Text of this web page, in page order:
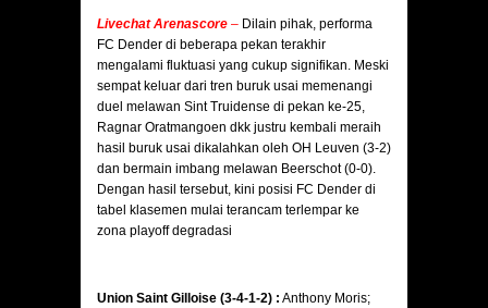
Livechat Arenascore – Dilain pihak, performa
FC Dender di beberapa pekan terakhir
mengalami fluktuasi yang cukup signifikan. Meski
sempat keluar dari tren buruk usai memenangi
duel melawan Sint Truidense di pekan ke-25,
Ragnar Oratmangoen dkk justru kembali meraih
hasil buruk usai dikalahkan oleh OH Leuven (3-2)
dan bermain imbang melawan Beerschot (0-0).
Dengan hasil tersebut, kini posisi FC Dender di
tabel klasemen mulai terancam terlempar ke
zona playoff degradasi
Union Saint Gilloise (3-4-1-2) : Anthony Moris;